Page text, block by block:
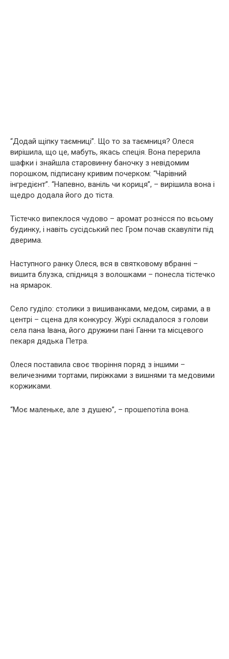
“Додай щіпку таємниці”. Що то за таємниця? Олеся
вирішила, що це, мабуть, якась спеція. Вона перерила
шафки і знайшла старовинну баночку з невідомим
порошком, підписану кривим почерком: “Чарівний
інгредієнт”. “Напевно, ваніль чи кориця”, – вирішила вона і
щедро додала його до тіста.
Тістечко випеклося чудово – аромат рознісся по всьому
будинку, і навіть сусідський пес Гром почав скавуліти під
дверима.
Наступного ранку Олеся, вся в святковому вбранні –
вишита блузка, спідниця з волошками – понесла тістечко
на ярмарок.
Село гуділо: столики з вишиванками, медом, сирами, а в
центрі – сцена для конкурсу. Журі складалося з голови
села пана Івана, його дружини пані Ганни та місцевого
пекаря дядька Петра.
Олеся поставила своє творіння поряд з іншими –
величезними тортами, пиріжками з вишнями та медовими
коржиками.
“Моє маленьке, але з душею”, – прошепотіла вона.